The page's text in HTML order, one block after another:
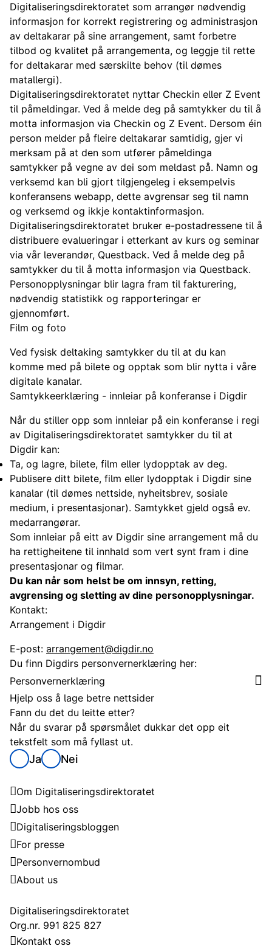
Digitaliseringsdirektoratet som arrangør nødvendig
informasjon for korrekt registrering og administrasjon
av deltakarar på sine arrangement, samt forbetre
tilbod og kvalitet på arrangementa, og leggje til rette
for deltakarar med særskilte behov (til dømes
matallergi).
Digitaliseringsdirektoratet nyttar Checkin eller Z Event
til påmeldingar. Ved å melde deg på samtykker du til å
motta informasjon via Checkin og Z Event. Dersom éin
person melder på fleire deltakarar samtidig, gjer vi
merksam på at den som utfører påmeldinga
samtykker på vegne av dei som meldast på. Namn og
verksemd kan bli gjort tilgjengeleg i eksempelvis
konferansens webapp, dette avgrensar seg til namn
og verksemd og ikkje kontaktinformasjon.
Digitaliseringsdirektoratet bruker e-postadressene til å
distribuere evalueringar i etterkant av kurs og seminar
via vår leverandør, Questback. Ved å melde deg på
samtykker du til å motta informasjon via Questback.
Personopplysningar blir lagra fram til fakturering,
nødvendig statistikk og rapporteringar er
gjennomført.
Film og foto
Ved fysisk deltaking samtykker du til at du kan
komme med på bilete og opptak som blir nytta i våre
digitale kanalar.
Samtykkeerklæring - innleiar på konferanse i Digdir
Når du stiller opp som innleiar på ein konferanse i regi
av Digitaliseringsdirektoratet samtykker du til at
Digdir kan:
Ta, og lagre, bilete, film eller lydopptak av deg.
Publisere ditt bilete, film eller lydopptak i Digdir sine
kanalar (til dømes nettside, nyheitsbrev, sosiale
medium, i presentasjonar). Samtykket gjeld også ev.
medarrangørar.
Som innleiar på eitt av Digdir sine arrangement må du
ha rettigheitene til innhald som vert synt fram i dine
presentasjonar og filmar.
Du kan når som helst be om innsyn, retting,
avgrensing og sletting av dine personopplysningar.
Kontakt:
Arrangement i Digdir
E-post: arrangement@digdir.no
Du finn Digdirs personvernerklæring her:
Personvernerklæring
Hjelp oss å lage betre nettsider
Fann du det du leitte etter?
Når du svarar på spørsmålet dukkar det opp eit
tekstfelt som må fyllast ut.
Ja Nei
Om Digitaliseringsdirektoratet
Jobb hos oss
Digitaliseringsbloggen
For presse
Personvernombud
About us
Digitaliseringsdirektoratet
Org.nr. 991 825 827
Kontakt oss